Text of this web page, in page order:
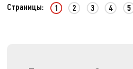
Страницы: 1 2 3 4 5